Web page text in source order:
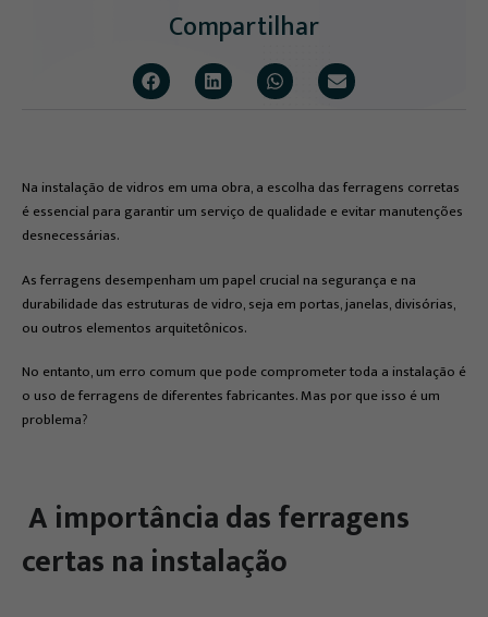
Compartilhar
Na instalação de vidros em uma obra, a escolha das ferragens corretas
é essencial para garantir um serviço de qualidade e evitar manutenções
desnecessárias.
As ferragens desempenham um papel crucial na segurança e na
durabilidade das estruturas de vidro, seja em portas, janelas, divisórias,
ou outros elementos arquitetônicos.
No entanto, um erro comum que pode comprometer toda a instalação é
o uso de ferragens de diferentes fabricantes. Mas por que isso é um
problema?
A importância das ferragens
certas na instalação